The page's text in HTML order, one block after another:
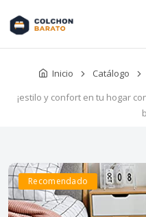
Inicio Catálogo
¡estilo y confort en tu hogar
Recomendado